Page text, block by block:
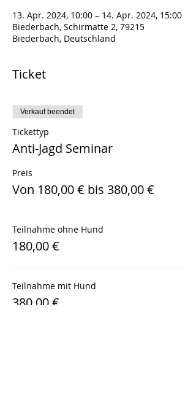
13. Apr. 2024, 10:00 – 14. Apr. 2024, 15:00
Biederbach, Schirmatte 2, 79215
Biederbach, Deutschland
Ticket
Verkauf beendet
Tickettyp
Anti-Jagd Seminar
Preis
Von 180,00 € bis 380,00 €
Teilnahme ohne Hund
180,00 €
Teilnahme mit Hund
380,00 €